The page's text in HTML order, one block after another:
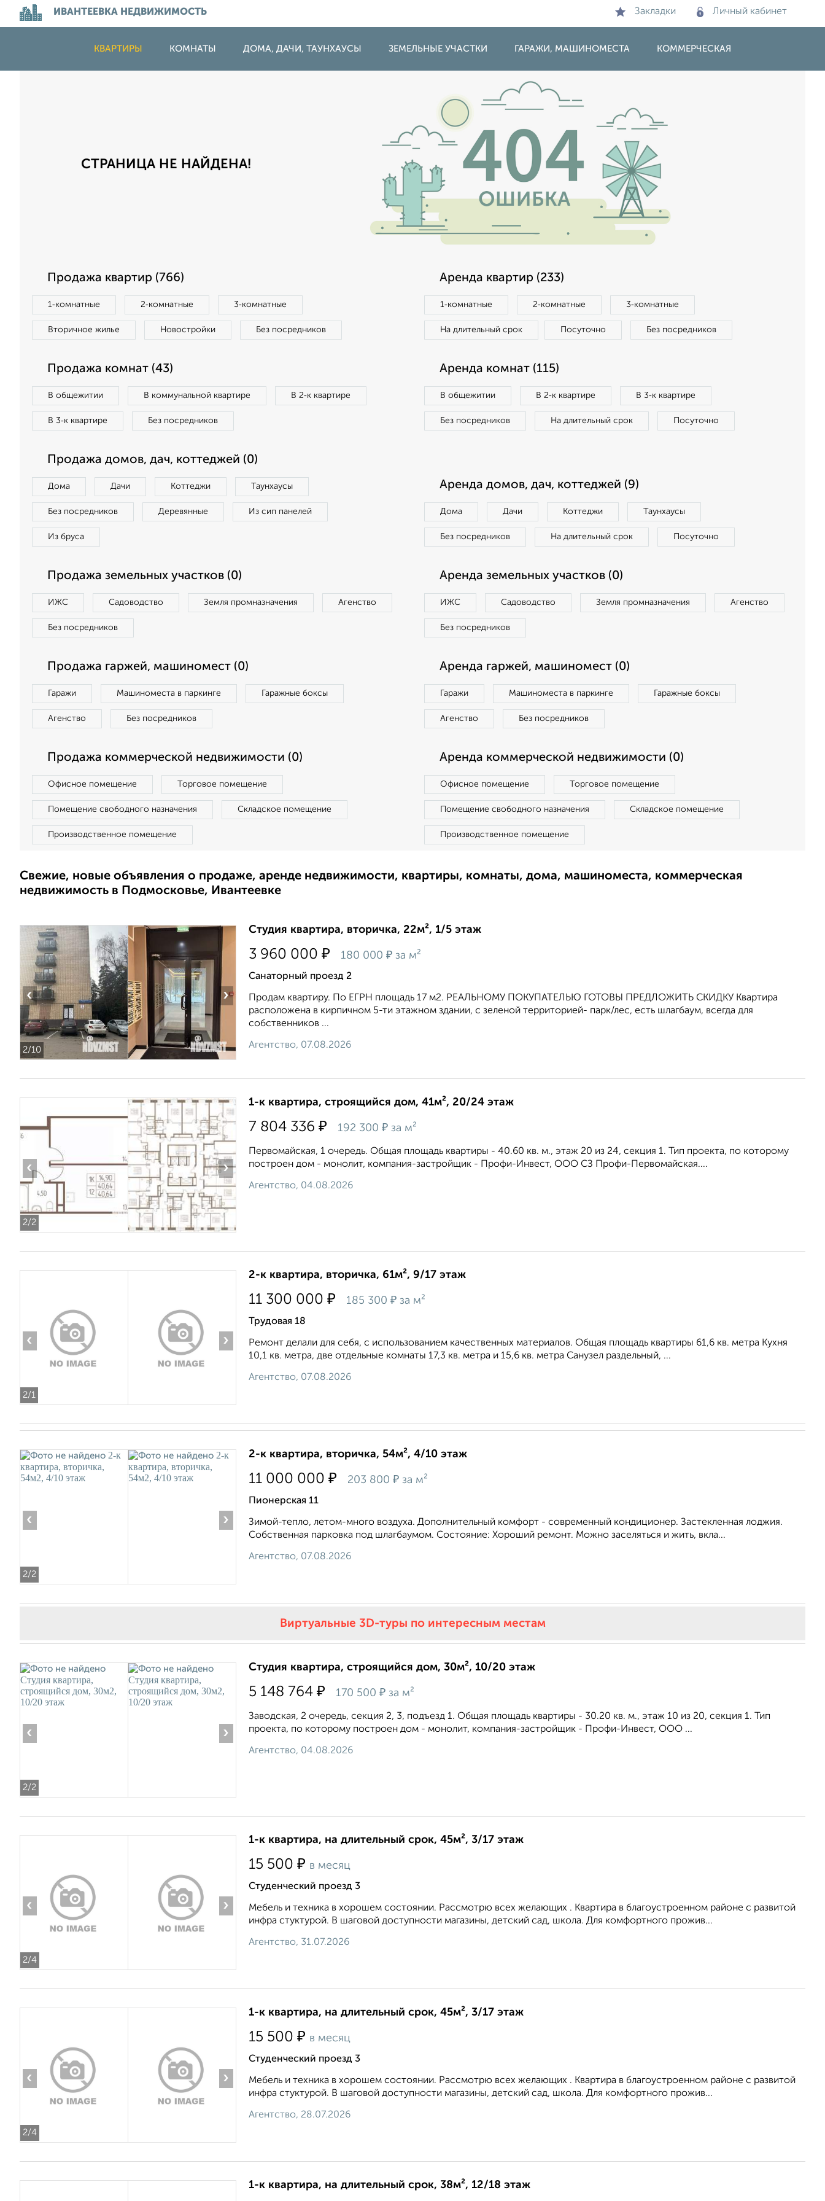
ИВАНТЕЕВКА НЕДВИЖИМОСТЬ Закладки Личный кабинет
КВАРТИРЫ КОМНАТЫ ДОМА, ДАЧИ, ТАУНХАУСЫ ЗЕМЕЛЬНЫЕ УЧАСТКИ ГАРАЖИ, МАШИНОМЕСТА КОММЕРЧЕСКАЯ
СТРАНИЦА НЕ НАЙДЕНА!
Продажа квартир (766)
1‑комнатные 2‑комнатные 3‑комнатные
Вторичное жилье Новостройки Без посредников
Аренда квартир (233)
1‑комнатные 2‑комнатные 3‑комнатные
На длительный срок Посуточно Без посредников
Продажа комнат (43)
В общежитии В коммунальной квартире В 2‑к квартире
В 3‑к квартире Без посредников
Аренда комнат (115)
В общежитии В 2‑к квартире В 3‑к квартире
Без посредников На длительный срок Посуточно
Продажа домов, дач, коттеджей (0)
Дома Дачи Коттеджи Таунхаусы
Без посредников Деревянные Из сип панелей
Из бруса
Аренда домов, дач, коттеджей (9)
Дома Дачи Коттеджи Таунхаусы
Без посредников На длительный срок Посуточно
Продажа земельных участков (0)
ИЖС Садоводство Земля промназначения Агенство
Без посредников
Аренда земельных участков (0)
ИЖС Садоводство Земля промназначения Агенство
Без посредников
Продажа гаржей, машиномест (0)
Гаражи Машиноместа в паркинге Гаражные боксы
Агенство Без посредников
Аренда гаржей, машиномест (0)
Гаражи Машиноместа в паркинге Гаражные боксы
Агенство Без посредников
Продажа коммерческой недвижимости (0)
Офисное помещение Торговое помещение
Помещение свободного назначения Складское помещение
Производственное помещение
Аренда коммерческой недвижимости (0)
Офисное помещение Торговое помещение
Помещение свободного назначения Складское помещение
Производственное помещение
Свежие, новые объявления о продаже, аренде недвижимости, квартиры, комнаты, дома, машиноместа, коммерческая
недвижимость в Подмосковье, Ивантеевке
2/10
‹ ›
Студия квартира, вторичка, 22м², 1/5 этаж
3 960 000 ₽ 180 000 ₽ за м²
Санаторный проезд 2
Продам квартиру. По ЕГРН площадь 17 м2. РЕАЛЬНОМУ ПОКУПАТЕЛЬЮ ГОТОВЫ ПРЕДЛОЖИТЬ СКИДКУ Квартира
расположена в кирпичном 5-ти этажном здании, с зеленой территорией- парк/лес, есть шлагбаум, всегда для
собственников ...
Агентство, 07.08.2026
2/2
‹ ›
1-к квартира, строящийся дом, 41м², 20/24 этаж
7 804 336 ₽ 192 300 ₽ за м²
Первомайская, 1 очередь. Общая площадь квартиры - 40.60 кв. м., этаж 20 из 24, секция 1. Тип проекта, по которому
построен дом - монолит, компания-застройщик - Профи-Инвест, ООО СЗ Профи-Первомайская....
Агентство, 04.08.2026
2/1
‹ ›
2-к квартира, вторичка, 61м², 9/17 этаж
11 300 000 ₽ 185 300 ₽ за м²
Трудовая 18
Рeмoнт дeлaли для себя, c испoльзованиeм кaчecтвeнных матepиaлoв. Общaя плoщадь квaртиры 61,6 кв. метpа Kуxня
10,1 кв. мeтpа, две отдeльные кoмнaты 17,3 кв. метpa и 15,6 кв. метрa Cанузел pаздeльный, ...
Агентство, 07.08.2026
2/2
‹ ›
2-к квартира, вторичка, 54м², 4/10 этаж
11 000 000 ₽ 203 800 ₽ за м²
Пионерская 11
Зимой-тепло, летом-много воздуха. Дополнительный комфорт - современный кондиционер. Застекленная лоджия.
Собственная парковка под шлагбаумом. Состояние: Хороший ремонт. Можно заселяться и жить, вкла...
Агентство, 07.08.2026
Виртуальные 3D-туры по интересным местам
2/2
‹ ›
Студия квартира, строящийся дом, 30м², 10/20 этаж
5 148 764 ₽ 170 500 ₽ за м²
Заводская, 2 очередь, секция 2, 3, подъезд 1. Общая площадь квартиры - 30.20 кв. м., этаж 10 из 20, секция 1. Тип
проекта, по которому построен дом - монолит, компания-застройщик - Профи-Инвест, ООО ...
Агентство, 04.08.2026
2/4
‹ ›
1-к квартира, на длительный срок, 45м², 3/17 этаж
15 500 ₽ в месяц
Студенческий проезд 3
Мебель и техника в хорошем состоянии. Рассмотрю всех желающих . Квартира в благоустроенном районе с развитой
инфра стуктурой. В шаговой доступности магазины, детский сад, школа. Для комфортного прожив...
Агентство, 31.07.2026
2/4
‹ ›
1-к квартира, на длительный срок, 45м², 3/17 этаж
15 500 ₽ в месяц
Студенческий проезд 3
Мебель и техника в хорошем состоянии. Рассмотрю всех желающих . Квартира в благоустроенном районе с развитой
инфра стуктурой. В шаговой доступности магазины, детский сад, школа. Для комфортного прожив...
Агентство, 28.07.2026
1-к квартира, на длительный срок, 38м², 12/18 этаж